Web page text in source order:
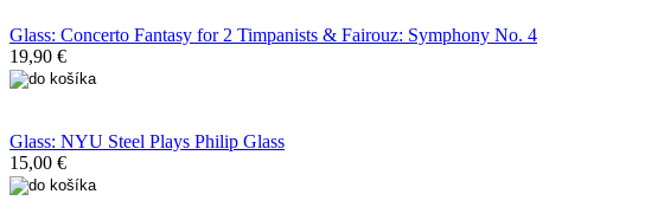
Glass: Concerto Fantasy for 2 Timpanists & Fairouz: Symphony No. 4
19,90 €
Glass: NYU Steel Plays Philip Glass
15,00 €